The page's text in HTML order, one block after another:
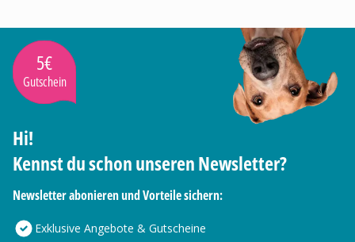
5€
Gutschein
Hi!
Kennst du schon unseren Newsletter?
Newsletter abonieren und Vorteile sichern:
Exklusive Angebote & Gutscheine